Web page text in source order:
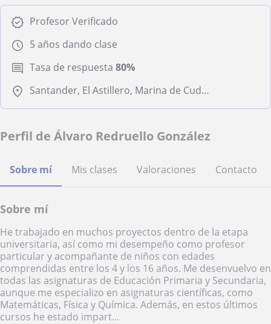
Profesor Verificado
5 años dando clase
Tasa de respuesta 80%
Santander, El Astillero, Marina de Cudeyo, Santa Cruz de Bezana, Torrelavega
Perfil de Álvaro Redruello González
Sobre mí Mis clases Valoraciones Contacto
Sobre mí
He trabajado en muchos proyectos dentro de la etapa
universitaria, así como mi desempeño como profesor
particular y acompañante de niños con edades
comprendidas entre los 4 y los 16 años. Me desenvuelvo en
todas las asignaturas de Educación Primaria y Secundaria,
aunque me especializo en asignaturas científicas, como
Matemáticas, Física y Química. Además, en estos últimos
cursos he estado impart...